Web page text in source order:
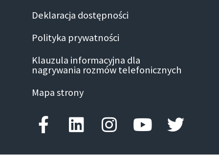
Deklaracja dostępności
Polityka prywatności
Klauzula informacyjna dla
nagrywania rozmów telefonicznych
Mapa strony
Facebook-f
LinkedinInstagram
Youtube